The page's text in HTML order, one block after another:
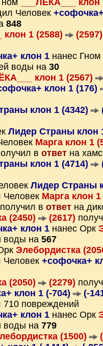
___ЛЁКА___
Человек
848
клон 1 (2588) (2597)
клон 1 нанес Гном
воды на 30
клон 1 (2567)
клон 1 (176)
клон 1 (4342)
Лидер Страны клон
Марга клон 1
в ответ на
клон 1 (4714)
Лидер Страны
Человек Марга клон
в ответ на
(2450) (2617)
клон 1 нанес Орк
воды на 567
Элебордистка
Человек +софочка+
(2050) (2279)
клон 1 (-704)
(-
710 повреждений
клон 1 нанес Орк
воды на 779
(1500)